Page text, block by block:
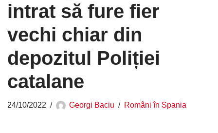
intrat să fure fier
vechi chiar din
depozitul Poliției
catalane
24/10/2022 Georgi Baciu Români în Spania